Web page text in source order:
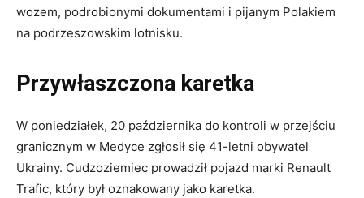
wozem, podrobionymi dokumentami i pijanym Polakiem
na podrzeszowskim lotnisku.
Przywłaszczona karetka
W poniedziałek, 20 października do kontroli w przejściu
granicznym w Medyce zgłosił się 41-letni obywatel
Ukrainy. Cudzoziemiec prowadził pojazd marki Renault
Trafic, który był oznakowany jako karetka.